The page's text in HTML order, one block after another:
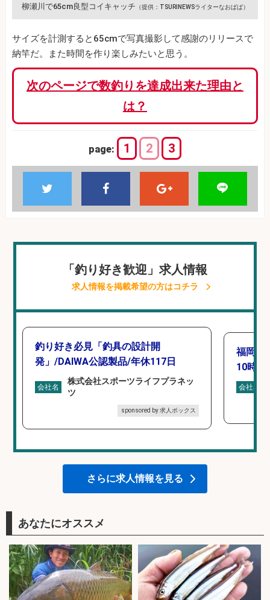
柳瀬川で65cm良型コイキャッチ （提供：TSURINEWSライターなおぱぱ）
サイズを計測すると65cmで写真撮影して感謝のリリースで
納竿だ。また時間を作り楽しみたいと思う。
次のページで数釣りを達成出来た理由と
は？
page: 1 2 3
「釣り好き歓迎」求人情報
求人情報を掲載希望の方はコチラ
釣り好き必見「釣具の設計開
発」/DAIWA公認製品/年休117日
会社名
株式会社スポーツライフプラネッ
ツ
sponsored by 求人ボックス
福岡「
10時間
会社名
さらに求人情報を見る
あなたにオススメ